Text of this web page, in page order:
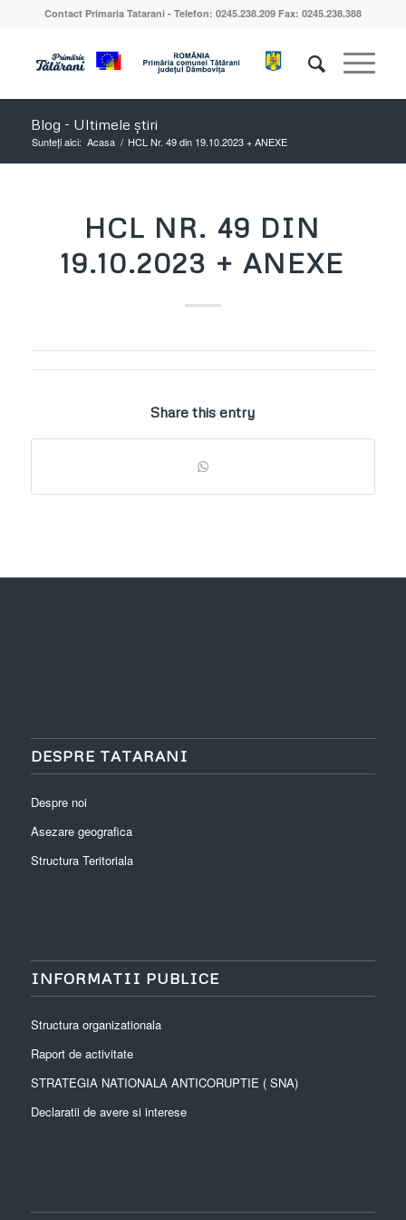
Contact Primaria Tatarani - Telefon: 0245.238.209 Fax: 0245.238.388
Blog - Ultimele știri
Sunteți aici: Acasa / HCL Nr. 49 din 19.10.2023 + ANEXE
HCL NR. 49 DIN
19.10.2023 + ANEXE
Share this entry
DESPRE TATARANI
Despre noi
Asezare geografica
Structura Teritoriala
INFORMATII PUBLICE
Structura organizationala
Raport de activitate
STRATEGIA NATIONALA ANTICORUPTIE ( SNA)
Declaratii de avere si interese